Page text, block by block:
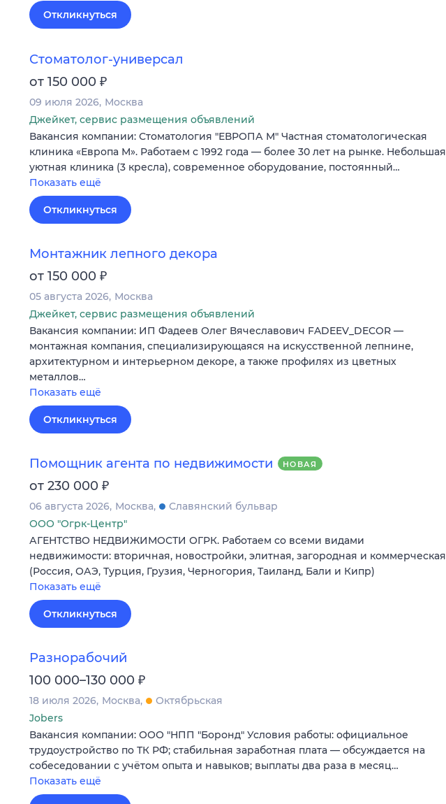
Откликнуться
Стоматолог-универсал
от 150 000 ₽
09 июля 2026 Москва
Джейкет, сервис размещения объявлений
Вакансия компании: Стоматология "ЕВРОПА М" Частная стоматологическая
клиника «Европа М». Работаем с 1992 года — более 30 лет на рынке. Небольшая
уютная клиника (3 кресла), современное оборудование, постоянный…
Показать ещё
Откликнуться
Монтажник лепного декора
от 150 000 ₽
05 августа 2026 Москва
Джейкет, сервис размещения объявлений
Вакансия компании: ИП Фадеев Олег Вячеславович FADEEV_DECOR —
монтажная компания, специализирующаяся на искусственной лепнине,
архитектурном и интерьерном декоре, а также профилях из цветных
металлов…
Показать ещё
Откликнуться
Помощник агента по недвижимости НОВАЯ
от 230 000 ₽
06 августа 2026 Москва
Славянский бульвар
ООО "Огрк-Центр"
АГЕНТСТВО НЕДВИЖИМОСТИ ОГРК. Работаем со всеми видами
недвижимости: вторичная, новостройки, элитная, загородная и коммерческая
(Россия, ОАЭ, Турция, Грузия, Черногория, Таиланд, Бали и Кипр)
Показать ещё
Откликнуться
Разнорабочий
100 000–130 000 ₽
18 июля 2026 Москва
Октябрьская
Jobers
Вакансия компании: ООО "НПП "Боронд" Условия работы: официальное
трудоустройство по ТК РФ; стабильная заработная плата — обсуждается на
собеседовании с учётом опыта и навыков; выплаты два раза в месяц…
Показать ещё